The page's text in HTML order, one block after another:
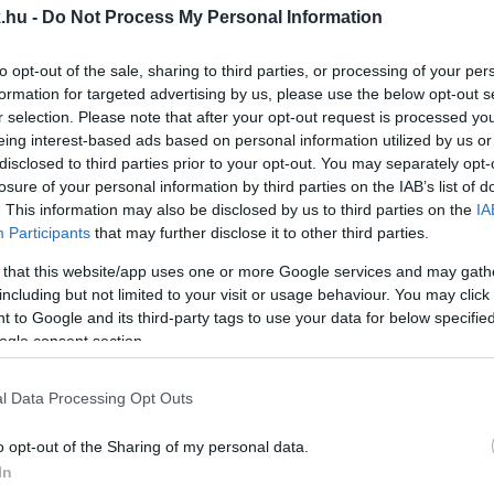
- Do Not Process My Personal Information
opt-out of the sale, sharing to third parties, or processing of your
for targeted advertising by us, please use the below opt-out
selection. Please note that after your opt-out request is processed
interest-based ads based on personal information utilized by us
to third parties prior to your opt-out. You may separately
of your personal information by third parties on the IAB’s list of
This information may also be disclosed by us to third parties on the
Participants that may further disclose it to other third parties.
that this website/app uses one or more Google services and may
but not limited to your visit or usage behaviour. You may
to Google and its third-party tags to use your data for below
consent section.
Data Processing Opt Outs
opt-out of the Sharing of my personal data.
SÁRÖMLÉS SZOMBATHELYEN
domb földrétegét.
EL A MENTŐK AZ OLADI KISERDŐBŐL
AZ OLADI LAKÓTELEPEN
Egy fa deszka kezdett füstölni a tűzhelyen.
ÚTTAL ÖSSZEKÖTVE AZ OLADI LAKÓTELEP